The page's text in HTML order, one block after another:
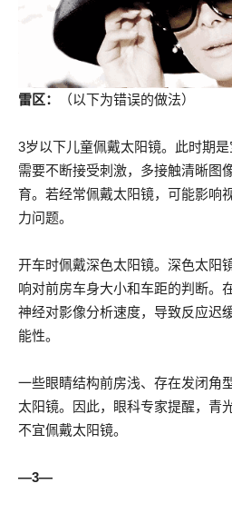
雷区： （以下为错误的做法）
3岁以下儿童佩戴太阳镜。此时期是
需要不断接受刺激，多接触清晰图
育。若经常佩戴太阳镜，可能影响
力问题。
开车时佩戴深色太阳镜。深色太阳
响对前房车身大小和车距的判断。
神经对影像分析速度，导致反应迟
能性。
一些眼睛结构前房浅、存在发闭角
太阳镜。因此，眼科专家提醒，青
不宜佩戴太阳镜。
—3—